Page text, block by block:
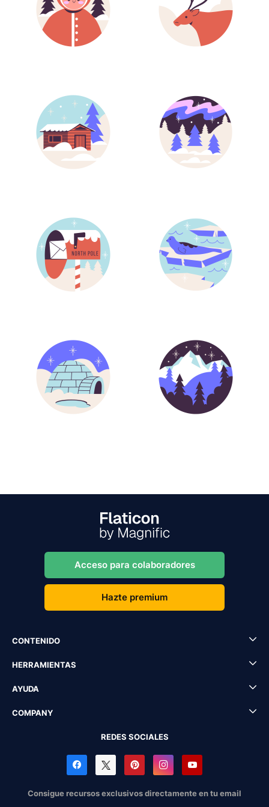
Acceso para colaboradores
Hazte premium
CONTENIDO
HERRAMIENTAS
AYUDA
COMPANY
REDES SOCIALES
Consigue recursos exclusivos directamente en tu email